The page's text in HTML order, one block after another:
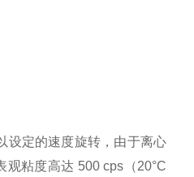
设定的速度旋转，由于离心
粘度高达 500 cps（20°C